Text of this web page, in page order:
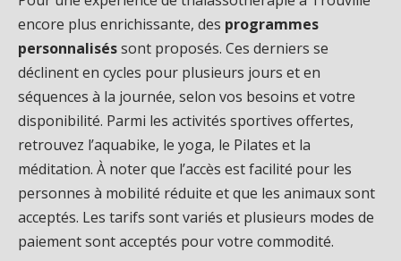
encore plus enrichissante, des programmes
personnaliséssont proposés. Ces derniers se
déclinent en cycles pour plusieurs jours et en
séquences à la journée, selon vos besoins et votre
disponibilité. Parmi les activités sportives offertes,
retrouvez l’aquabike, le yoga, le Pilates et la
méditation. À noter que l’accès est facilité pour les
personnes à mobilité réduite et que les animaux sont
acceptés. Les tarifs sont variés et plusieurs modes de
paiement sont acceptés pour votre commodité.